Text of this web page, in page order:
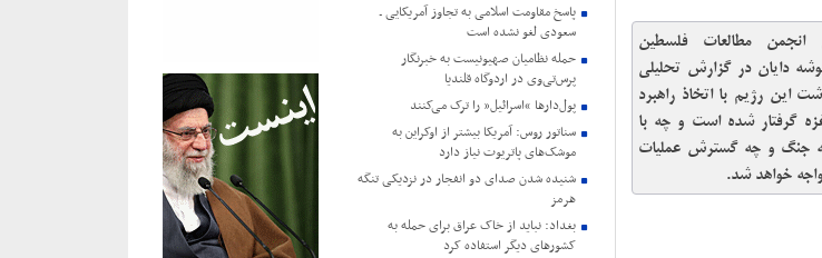
انجمن مطالعات فلسطین
دایان در گزارش تحلیلی
این رژیم با اتخاذ راهبرد
گرفتار شده است و چه با
به جنگ و چه گسترش عملیات
خواهد شد.
پاسخ مقاومت اسلامی به تجاوز آمریکایی ـ
سعودی لغو نشده است
حمله نظامیان صهیونیست به خبرنگار
پرس‌تی‌وی در اردوگاه قلندیا
پول‌دارها “اسرائیل” را ترک می‌کنند
سناتور روس: آمریکا بیشتر از اوکراین به
موشک‌های پاتریوت نیاز دارد
شنیده شدن صدای دو انفجار در نزدیکی تنگه
هرمز
بغداد: نباید از خاک عراق برای حمله به
کشورهای دیگر استفاده کرد